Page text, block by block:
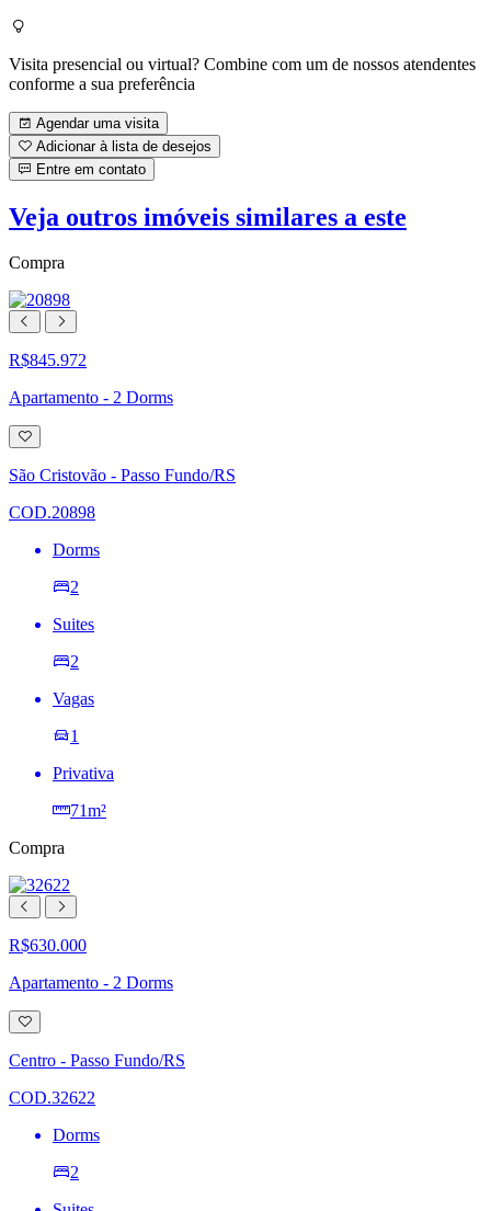
Visita presencial ou virtual? Combine com um de nossos atendentes
conforme a sua preferência
Agendar uma visita
Adicionar à lista de desejos
Entre em contato
Veja outros imóveis similares a este
Compra
R$845.972
Apartamento - 2 Dorms
Adicionar
à
lista
de
São Cristovão - Passo Fundo/RS
COD.20898
Dorms
2
Suites
2
Vagas
1
Privativa
71m²
Compra
R$630.000
Apartamento - 2 Dorms
Adicionar
à
lista
de
Centro - Passo Fundo/RS
COD.32622
Dorms
2